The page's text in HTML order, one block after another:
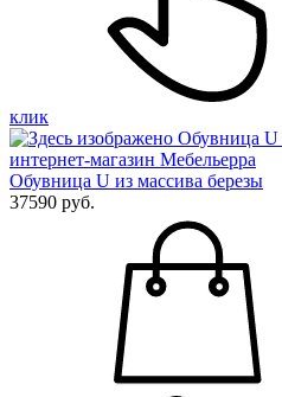
клик
Обувница U из массива березы
37590 руб.